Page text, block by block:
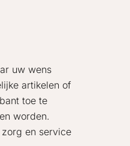
uw wens
artikelen of
toe te
worden.
en service